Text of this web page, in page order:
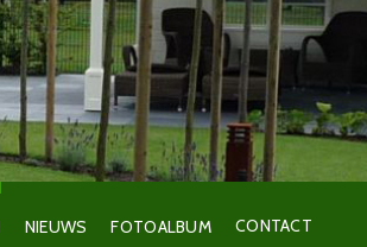
CONTACT
NIEUWS FOTOALBUM